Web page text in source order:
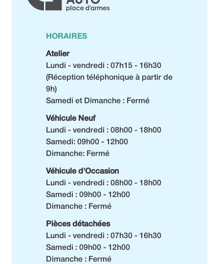
HORAIRES
Atelier
Lundi - vendredi : 07h15 - 16h30
(Réception téléphonique à partir de
9h)
Samedi et Dimanche : Fermé
Véhicule Neuf
Lundi - vendredi : 08h00 - 18h00
Samedi: 09h00 - 12h00
Dimanche: Fermé
Véhicule d'Occasion
Lundi - vendredi : 08h00 - 18h00
Samedi : 09h00 - 12h00
Dimanche : Fermé
Pièces détachées
Lundi - vendredi : 07h30 - 16h30
Samedi : 09h00 - 12h00
Dimanche : Fermé